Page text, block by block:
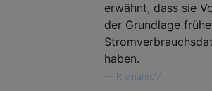
erwähnt, dass sie
der Grundlage
haben.
Riemann77